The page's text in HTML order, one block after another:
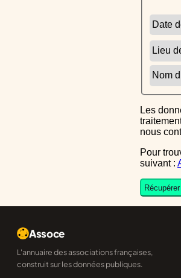
Date
Lieu
Nom
Les données entrées dans le formulaire sont uniquement inscrites dans le CERFA généré, elles ne font l'objet d'aucun autre
nous
Pour trouver le greffe des associations auquel vous devrez ensuite envoyer le CERFA completé, reportez-vous sur l'annuaire
suivant :
Assoce
L'annuaire des associations françaises,
construit sur les données publiques.